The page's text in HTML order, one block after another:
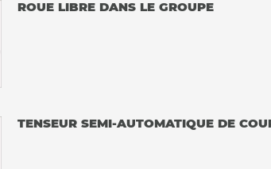
ROUE LIBRE DANS LE GROUPE
TENSEUR SEMI-AUTOMATIQUE DE